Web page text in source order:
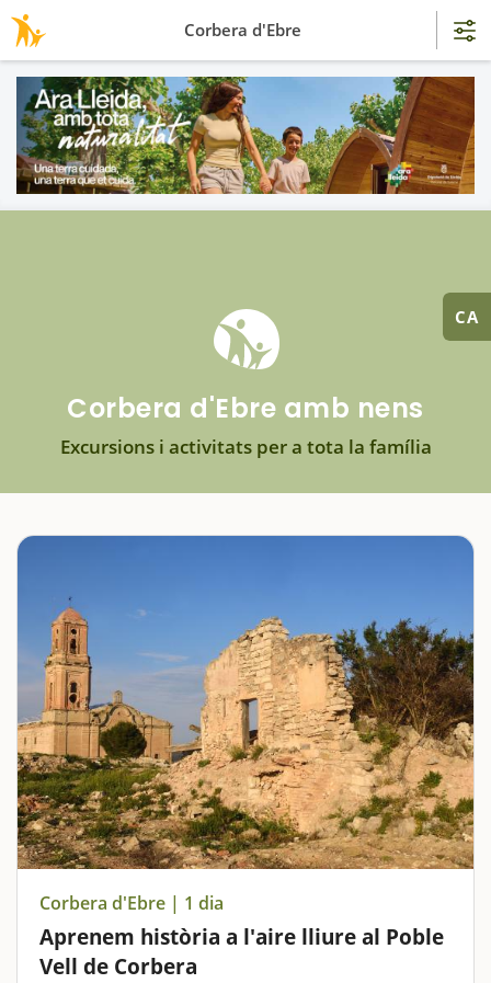
CA
Corbera d'Ebre amb nens
Excursions i activitats per a tota la família
Corbera d'Ebre | 1 dia
Aprenem història a l'aire lliure al Poble
Vell de Corbera
Corbera d'Ebre